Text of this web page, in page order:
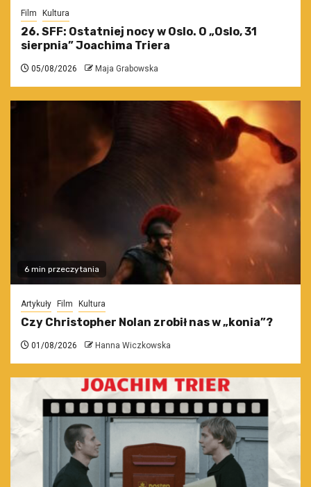
Film Kultura
26. SFF: Ostatniej nocy w Oslo. O „Oslo, 31
sierpnia” Joachima Triera
05/08/2026 Maja Grabowska
6 min przeczytania
Artykuły Film Kultura
Czy Christopher Nolan zrobił nas w „konia”?
01/08/2026 Hanna Wiczkowska